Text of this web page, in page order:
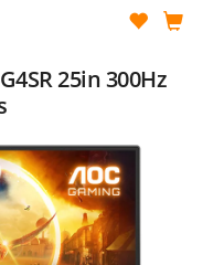
25in 300Hz